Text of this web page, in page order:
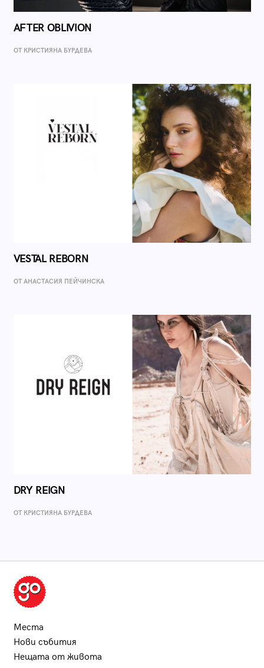
AFTER OBLIVION
ОТ КРИСТИЯНА БУРДЕВА
VESTAL REBORN
ОТ AНАСТАСИЯ ПЕЙЧИНСКА
DRY REIGN
ОТ КРИСТИЯНА БУРДЕВА
Места
Нови събития
Нещата от живота